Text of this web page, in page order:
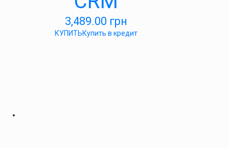
3,489.00 грн
КУПИТЬКупить в кредит